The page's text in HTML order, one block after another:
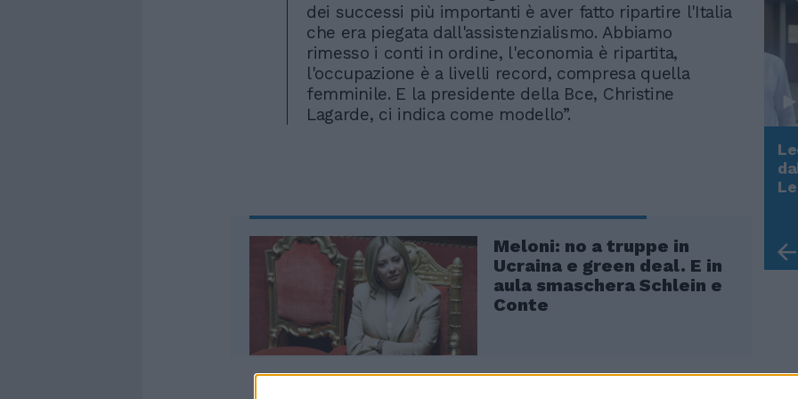
dei successi più importanti è aver fatto ripartire l'Italia
che era piegata dall'assistenzialismo. Abbiamo
rimesso i conti in ordine, l'economia è ripartita,
l'occupazione è a livelli record, compresa quella
femminile. E la presidente della Bce, Christine
Lagarde, ci indica come modello”.
Meloni: no a truppe in
Ucraina e green deal. E in
aula smaschera Schlein e
Conte
americana